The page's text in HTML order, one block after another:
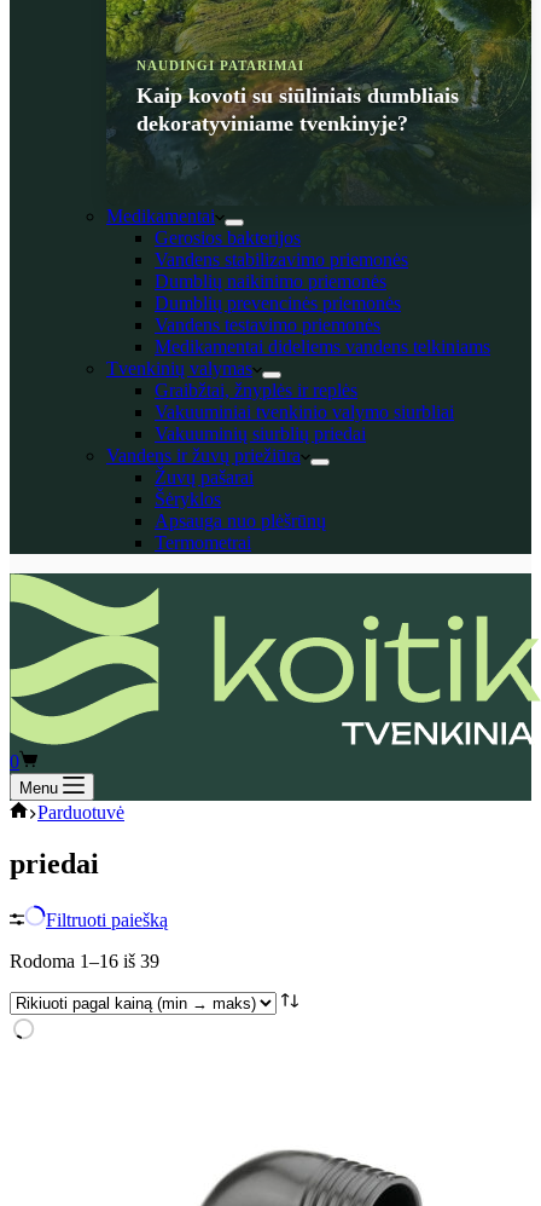
NAUDINGI PATARIMAI
Kaip kovoti su siūliniais dumbliais
dekoratyviniame tvenkinyje?
Medikamentai
Gerosios bakterijos
Vandens stabilizavimo priemonės
Dumblių naikinimo priemonės
Dumblių prevencinės priemonės
Vandens testavimo priemonės
Medikamentai dideliems vandens telkiniams
Tvenkinių valymas
Graibžtai, žnyplės ir replės
Vakuuminiai tvenkinio valymo siurbliai
Vakuuminių siurblių priedai
Vandens ir žuvų priežiūra
Žuvų pašarai
Šėryklos
Apsauga nuo plėšrūnų
Termometrai
Shopping
cart
0
Menu
koitik
Parduotuvė
priedai
Filtruoti paiešką
Rodoma 1–16 iš 39Rūšiuojama
kainą: